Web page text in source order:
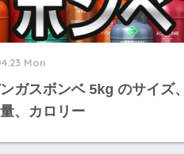
Mon
ガスボンベ 5kg のサイズ
、カロリー